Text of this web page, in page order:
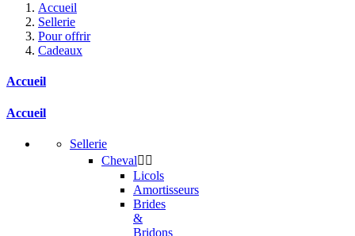
Accueil
Sellerie
Pour offrir
Cadeaux
Accueil
Accueil
Sellerie
Cheval 
Licols
Amortisseurs
Brides
&
Bridons